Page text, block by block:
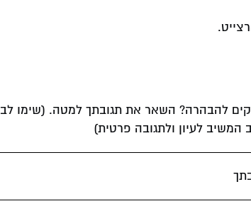
להבהרה? השאר את תגובתך למטה. (שימו לב
לעיון ולתגובה פרטית)